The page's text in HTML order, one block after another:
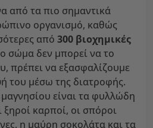
από τα πιο σημαντικά
οργανισμό, καθώς
από 300 βιοχημικές
σώμα δεν μπορεί να το
πρέπει να εξασφαλίζουμε
του μέσω της διατροφής.
είναι τα φυλλώδη
καρποί, οι σπόροι
η μαύρη σοκολάτα και τα